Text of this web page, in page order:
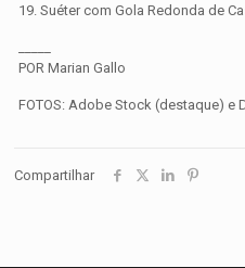
19. Suéter com Gola Redonda de
POR Marian Gallo
FOTOS: Adobe Stock (destaque) e
Compartilhar